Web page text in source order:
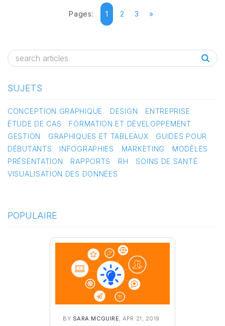
Pages: 1 2 3 »
SUJETS
CONCEPTION GRAPHIQUE DESIGN
ENTREPRISE
ÉTUDE DE CAS
FORMATION ET DÉVELOPPEMENT
GESTION
GRAPHIQUES ET TABLEAUX
GUIDES POUR
DÉBUTANTS
INFOGRAPHIES MARKETING
MODÈLES
PRÉSENTATION
RAPPORTS RH
SOINS DE SANTÉ
VISUALISATION DES DONNÉES
POPULAIRE
BY SARA MCGUIRE, APR 21, 2019